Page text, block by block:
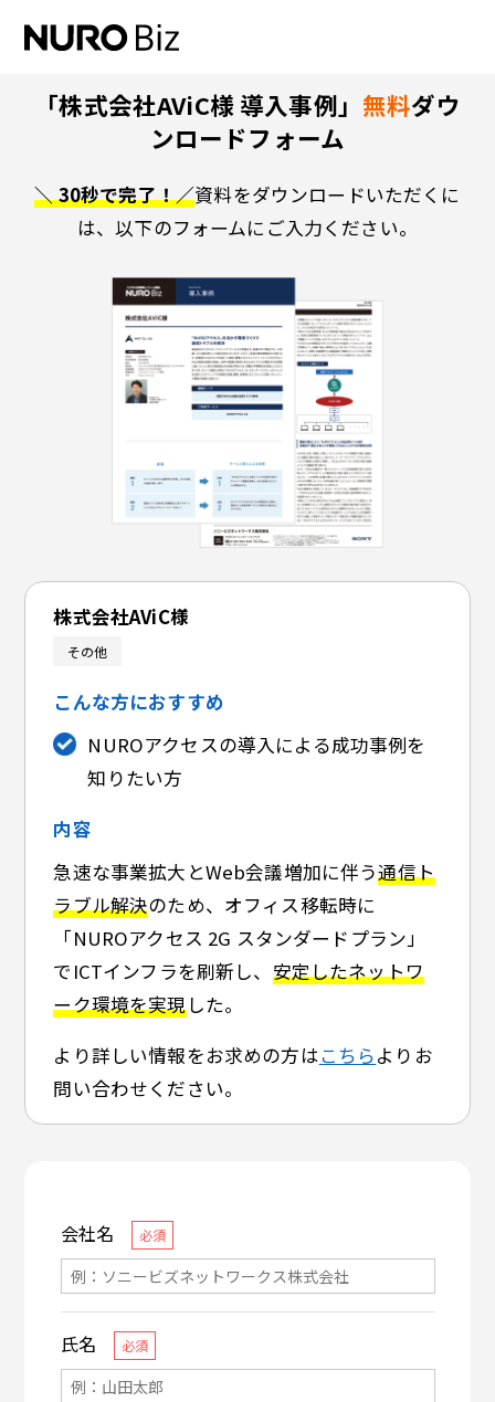
「株式会社AViC様 導入事例」 無料ダウ
ンロードフォーム
＼ 30秒で完了！／資料をダウンロードいただくに
は、以下のフォームにご入力ください。
株式会社AViC様
その他
こんな方におすすめ
NUROアクセスの導入による成功事例を
知りたい方
内容
急速な事業拡大とWeb会議増加に伴う通信ト
ラブル解決のため、オフィス移転時に
「NUROアクセス 2G スタンダードプラン」
でICTインフラを刷新し、 安定したネットワ
ーク環境を実現した。
より詳しい情報をお求めの方はこちらよりお
問い合わせください。